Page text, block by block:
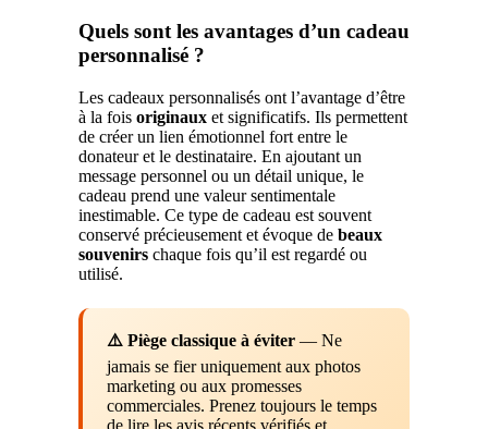
Quels sont les avantages d’un cadeau
personnalisé ?
Les cadeaux personnalisés ont l’avantage d’être
à la fois originaux et significatifs. Ils permettent
de créer un lien émotionnel fort entre le
donateur et le destinataire. En ajoutant un
message personnel ou un détail unique, le
cadeau prend une valeur sentimentale
inestimable. Ce type de cadeau est souvent
conservé précieusement et évoque de beaux
souvenirs chaque fois qu’il est regardé ou
utilisé.
⚠️ Piège classique à éviter — Ne
jamais se fier uniquement aux photos
marketing ou aux promesses
commerciales. Prenez toujours le temps
de lire les avis récents vérifiés et